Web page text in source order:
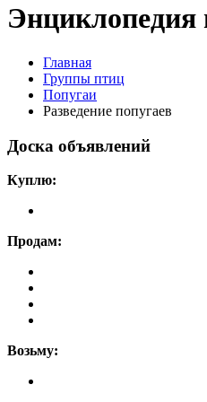
Энциклопедия
Главная
Группы птиц
Попугаи
Разведение попугаев
Доска объявлений
Куплю:
Продам:
Возьму: